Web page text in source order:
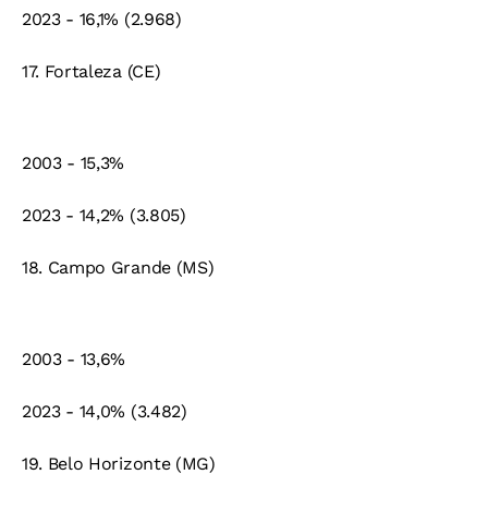
2023 - 16,1% (2.968)
17. Fortaleza (CE)
2003 - 15,3%
2023 - 14,2% (3.805)
18. Campo Grande (MS)
2003 - 13,6%
2023 - 14,0% (3.482)
19. Belo Horizonte (MG)